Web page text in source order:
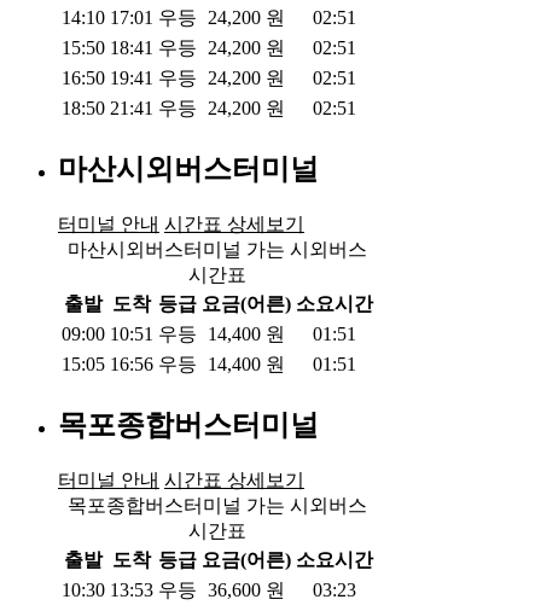
14:10 17:01 우등 24,200 원
02:51
15:50 18:41 우등 24,200 원
02:51
16:50 19:41 우등 24,200 원
02:51
18:50 21:41 우등 24,200 원 02:51
마산시외버스터미널
터미널 안내 시간표 상세보기
마산시외버스터미널 가는 시외버스
시간표
출발 도착 등급 요금(어른) 소요시간
09:00 10:51 우등 14,400 원
01:51
15:05 16:56 우등 14,400 원 01:51
목포종합버스터미널
터미널 안내 시간표 상세보기
목포종합버스터미널 가는 시외버스
시간표
출발 도착 등급 요금(어른) 소요시간
10:30 13:53 우등 36,600 원
03:23